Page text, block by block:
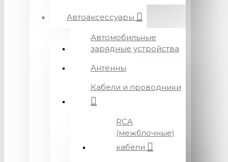
Автоаксессуары
Автомобильные
зарядные устройства
Антенны
Кабели и проводники
RCA
(межблочные)
кабели